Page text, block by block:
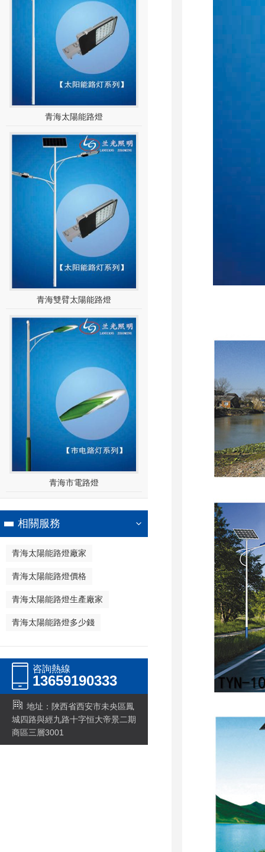
青海太陽能路燈
青海雙臂太陽能路燈
青海市電路燈
相關服務
青海太陽能路燈廠家
青海太陽能路燈價格
青海太陽能路燈生產廠家
青海太陽能路燈多少錢
咨詢熱線
13659190333
地址：陜西省西安市未央區鳳
城四路與經九路十字恒大帝景二期
商區三層3001